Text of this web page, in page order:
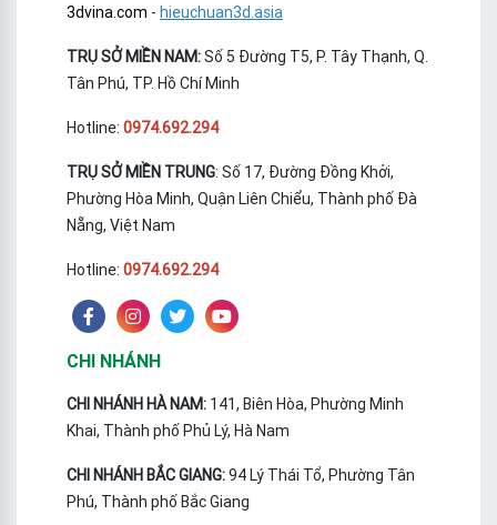
3dvina.com - hieuchuan3d.asia
TRỤ SỞ MIỀN NAM:Số 5 Đường T5, P. Tây Thạnh, Q.
Tân Phú, TP. Hồ Chí Minh
Hotline: 0974.692.294
TRỤ SỞ MIỀN TRUNG: Số 17, Đường Đồng Khởi,
Phường Hòa Minh, Quận Liên Chiểu, Thành phố Đà
Nẵng, Việt Nam
Hotline: 0974.692.294
CHI NHÁNH
CHI NHÁNH HÀ NAM: 141, Biên Hòa, Phường Minh
Khai, Thành phố Phủ Lý, Hà Nam
CHI NHÁNH BẮC GIANG:94 Lý Thái Tổ, Phường Tân
Phú, Thành phố Bắc Giang